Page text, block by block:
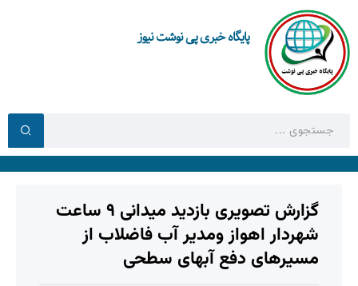
پایگاه خبری پی نوشت نیوز
گزارش تصویری بازدید میدانی ۹ ساعت
شهردار اهواز ومدیر آب فاضلاب از
مسیرهای دفع آبهای سطحی